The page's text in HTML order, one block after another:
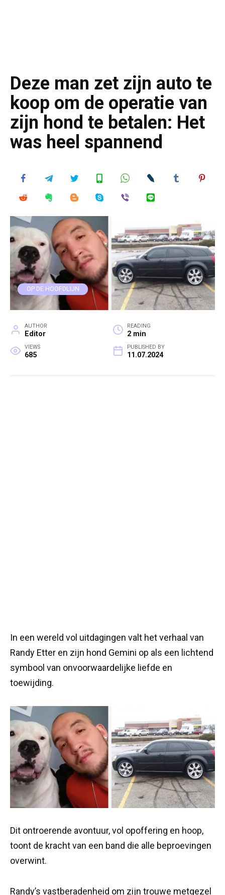
Deze man zet zijn auto te
koop om de operatie van
zijn hond te betalen: Het
was heel spannend
OP DE HOOFDLIJN
AUTHOR
Editor
READING
2 min
VIEWS
685
PUBLISHED BY
11.07.2024
In een wereld vol uitdagingen valt het verhaal van
Randy Etter en zijn hond Gemini op als een lichtend
symbool van onvoorwaardelijke liefde en
toewijding.
Dit ontroerende avontuur, vol opoffering en hoop,
toont de kracht van een band die alle beproevingen
overwint.
Randy’s vastberadenheid om zijn trouwe metgezel